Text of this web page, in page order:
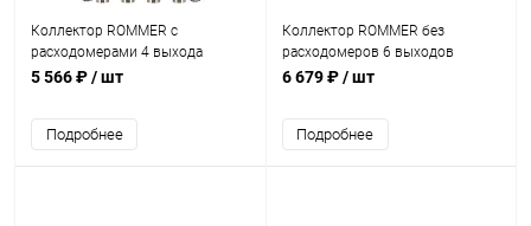
Коллектор ROMMER с
расходомерами 4 выхода
5 566 ₽/ шт
Подробнее
Коллектор ROMMER без
расходомеров 6 выходов
6 679 ₽/ шт
Подробнее